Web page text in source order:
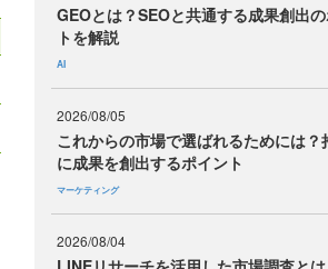
GEOとは？SEOと共通する成果創出
トを解説
AI
2026/08/05
これからの市場で選ばれるためには？
に成果を創出するポイント
マーケティング
2026/08/04